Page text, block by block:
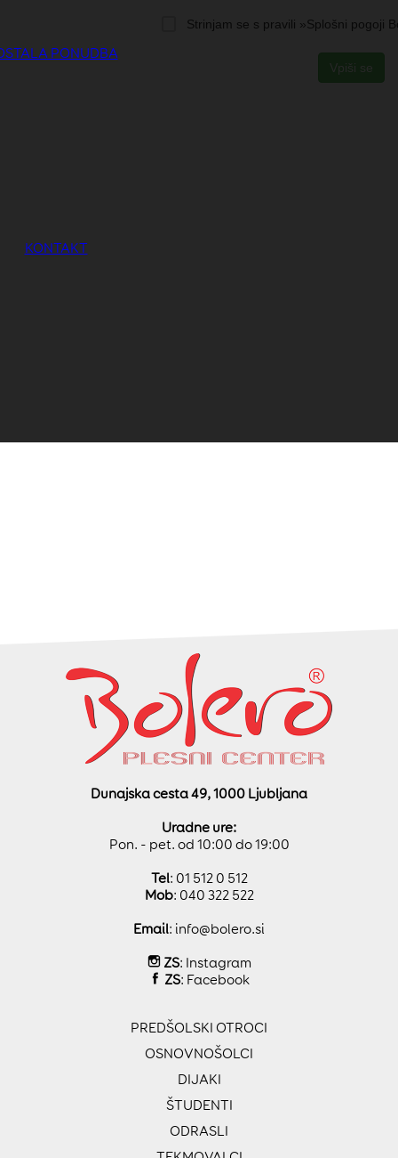
PONUDBA
KONTAKT
Dunajska cesta 49, 1000 Ljubljana
Uradne ure:
Pon. - pet. od 10:00 do 19:00
Tel: 01 512 0 512
Mob: 040 322 522
Email: info@bolero.si
ZS: Instagram
ZS: Facebook
PREDŠOLSKI OTROCI
OSNOVNOŠOLCI
DIJAKI
ŠTUDENTI
ODRASLI